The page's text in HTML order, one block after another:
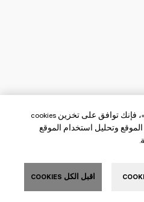
بالنقر فوق «قبول الكل Cookies»، فإنك توافق على تخزين cookies
وتحليل استخدام الموقع
اقبل الكل COOKIES